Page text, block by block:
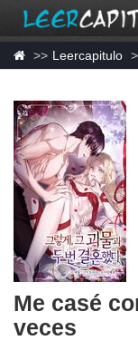
Leercapitulo
Me casé
veces